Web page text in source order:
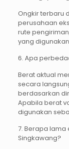
Ongkir terbaru
perusahaan
rute
yang
6. Apa
Berat aktual
secara
berdasarkan
Apabila berat
digunakan
7. Berapa
Singkawang?